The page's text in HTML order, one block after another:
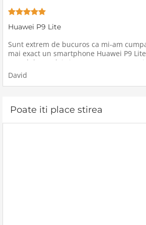
Huawei P9 Lite
Sunt extrem de bucuros ca mi-am
mai exact un smartphone Huawei P9
pretul de 800 lei si pot spune ca este
telefoane cu Android.Dupa parerea
Lite este unul
David
Poate iti place stirea